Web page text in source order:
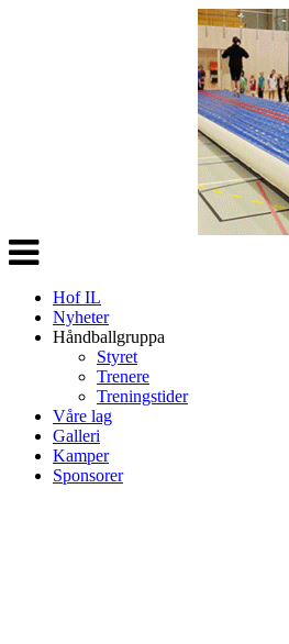
Veksle
navigasjon
Hof IL
Nyheter
Håndballgruppa
Styret
Trenere
Treningstider
Våre lag
Galleri
Kamper
Sponsorer